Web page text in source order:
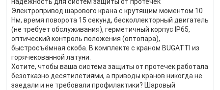
Электропривод шарового крана с крутящим моментом 10
Нм, время поворота 15 секунд, бесколлекторный двигатель
(не требует обслуживания), герметичный корпус IP65,
оптический контроль положения (оптопара),
быстросъёмная скоба. В комплекте с краном BUGATTI из
горячекованной латуни.
Хотите, чтобы ваша система защиты от протечек работала
безотказно десятилетиями, а приводы кранов никогда не
заедали и не требовали профилактики? Шаровый